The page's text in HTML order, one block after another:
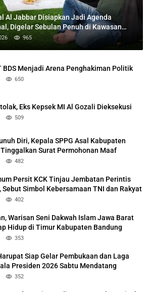
Al Jabbar Disiapkan Jadi Agenda
Digelar Sebulan Penuh di Kawasan
Al Jabbar
965
BDS Menjadi Arena Penghakiman Politik
650
Eks Kepsek MI Al Gozali Dieksekusi
509
Diri, Kepala SPPG Asal Kabupaten
Surat Permohonan Maaf
482
Persit KCK Tinjau Jembatan Perintis
Sebut Simbol Kebersamaan TNI dan Rakyat
402
Warisan Seni Dakwah Islam Jawa Barat
Hidup di Timur Kabupaten Bandung
353
Siap Gelar Pembukaan dan Laga
Presiden 2026 Sabtu Mendatang
352